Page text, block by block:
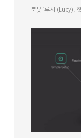
로봇 ‘루시'(Lucy),